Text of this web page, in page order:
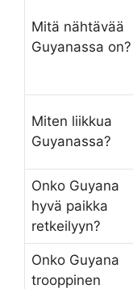
Mitä nähtävää
Guyanassa on?
Miten liikkua
Guyanassa?
Onko Guyana
hyvä paikka
retkeilyyn?
Onko Guyana
trooppinen